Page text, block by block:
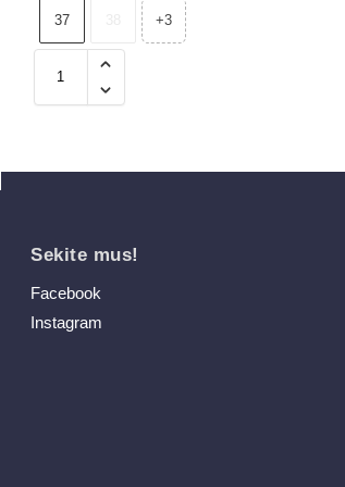
37 +3
Sekite mus!
Facebook
Instagram